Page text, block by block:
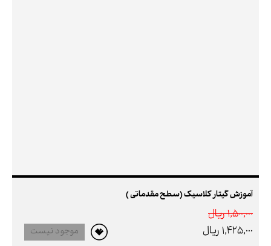
آموزش گیتار کلاسیک (سطح مقدماتی )
1,500,000 ريال
1,425,000 ريال
موجود نیست